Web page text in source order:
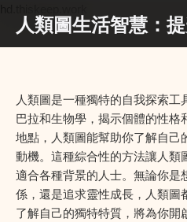
人類圖生活智慧：
人類圖是一種獨特的自我探索
巴拉和生物學，揭示個體的性
地點，人類圖能幫助你了解自己
動機。這種綜合性的方法讓人類
適合各種背景的人士。無論你是
係，還是追求靈性成長，人類圖
了解自己的獨特特質，將為你